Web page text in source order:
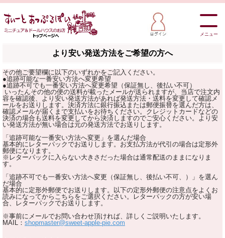
メニュー
より安い発送方法をご希望の方へ
その他ご要望欄に以下のいずれかをご記入ください。
●追跡可能な一番安い方法へ変更希望
●追跡不可でも一番安い方法へ変更希望（保証無し、後払い不可）
いったんその他の便の送料が載ったメールが送られますが、当店で注文内
容を確認後、より安い発送方法があれば発送方法・送料を変更して確認メ
ールをお送りします。決済方法に銀行振込または郵便振替を選んだ方は、
確認メールが届くまで支払いをお待ちください。クレジットカードなどの
決済の場合も送料を変更してから決済しますのでご安心ください。より安
い発送方法が無い場合は元の発送方法でお送りします。
「追跡可能な一番安い方法へ変更」を選んだ場合
基本的にレターパックでお送りします。お支払方法が代引の場合は定形外
郵便になります。
※レターパックに入らない大きさだった場合は通常配送のままになりま
す。
「追跡不可でも一番安い方法へ変更（保証無し、後払い不可、）」を選ん
だ場合
基本的に定形外郵便でお送りします。以下の定形外郵便の注意点をよくお
読みになってからこちらをご選択ください。レターパックの方が安い場
合、レターパックでお送りします。
※事前にメールでお問い合わせ頂ければ、詳しくご説明いたします。
MAIL： shopmaster@sweet-apple-pie.com